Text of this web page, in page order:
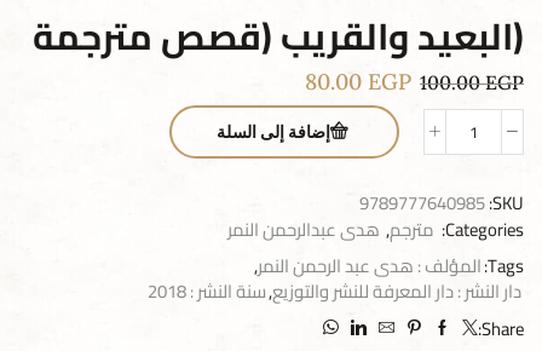
(البعيد والقريب (قصص مترجمة
100.00EGP
80.00 EGP
إضافة إلى السلة
SKU:
9789777640985
Categories: مترجم, هدى عبدالرحمن النمر
Tags: المؤلف : هدى عبد الرحمن النمر,
دار النشر : دار المعرفة للنشر والتوزيع,سنة النشر : 2018
Share: